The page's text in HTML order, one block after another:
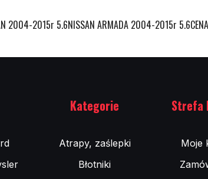
2004-2015r 5.6NISSAN ARMADA 2004-2015r 5.6CENA
Kategorie
Atrapy, zaślepki
Błotniki
Strefa
Moje